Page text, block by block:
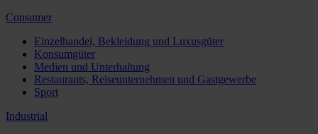
Consumer
Einzelhandel, Bekleidung und Luxusgüter
Konsumgüter
Medien und Unterhaltung
Restaurants, Reiseunternehmen und Gastgewerbe
Sport
Industrial